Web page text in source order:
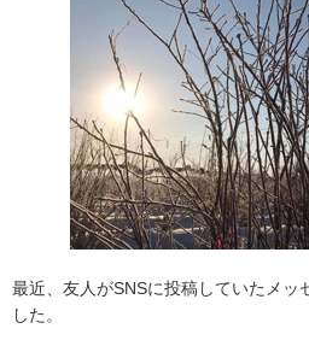
最近、友人がSNSに投稿していたメッ
した。